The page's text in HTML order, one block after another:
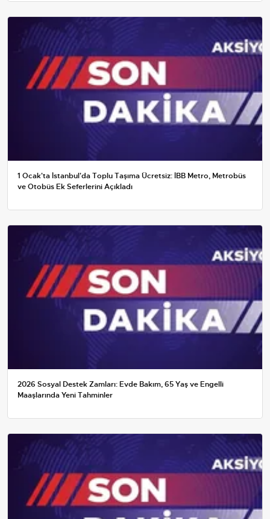
1 Ocak'ta İstanbul'da Toplu Taşıma Ücretsiz: İBB Metro, Metrobüs
ve Otobüs Ek Seferlerini Açıkladı
2026 Sosyal Destek Zamları: Evde Bakım, 65 Yaş ve Engelli
Maaşlarında Yeni Tahminler